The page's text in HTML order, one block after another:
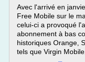
Avec l'arrivé en
Free Mobile sur le
celui-ci a provoqué
abonnement à bas
historiques Orange,
tels que Virgin